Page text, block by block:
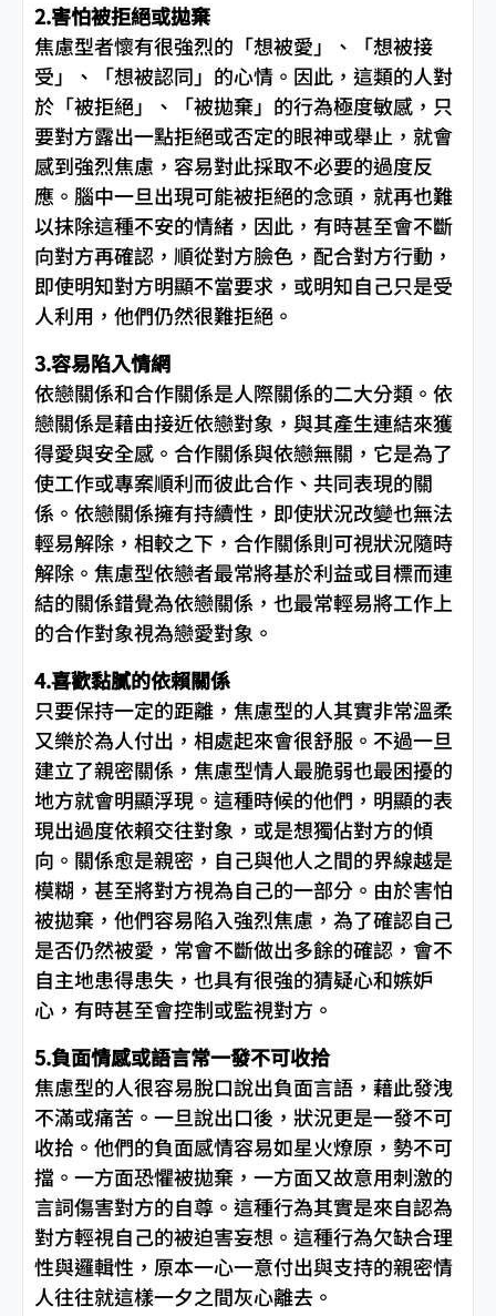
2.害怕被拒絕或拋棄
焦慮型者懷有很強烈的「想被愛」、「想被接
受」、「想被認同」的心情。因此，這類的人對
於「被拒絕」、「被拋棄」的行為極度敏感，只
要對方露出一點拒絕或否定的眼神或舉止，就會
感到強烈焦慮，容易對此採取不必要的過度反
應。腦中一旦出現可能被拒絕的念頭，就再也難
以抹除這種不安的情緒，因此，有時甚至會不斷
向對方再確認，順從對方臉色，配合對方行動，
即使明知對方明顯不當要求，或明知自己只是受
人利用，他們仍然很難拒絕。
3.容易陷入情網
依戀關係和合作關係是人際關係的二大分類。依
戀關係是藉由接近依戀對象，與其產生連結來獲
得愛與安全感。合作關係與依戀無關，它是為了
使工作或專案順利而彼此合作、共同表現的關
係。依戀關係擁有持續性，即使狀況改變也無法
輕易解除，相較之下，合作關係則可視狀況隨時
解除。焦慮型依戀者最常將基於利益或目標而連
結的關係錯覺為依戀關係，也最常輕易將工作上
的合作對象視為戀愛對象。
4.喜歡黏膩的依賴關係
只要保持一定的距離，焦慮型的人其實非常溫柔
又樂於為人付出，相處起來會很舒服。不過一旦
建立了親密關係，焦慮型情人最脆弱也最困擾的
地方就會明顯浮現。這種時候的他們，明顯的表
現出過度依賴交往對象，或是想獨佔對方的傾
向。關係愈是親密，自己與他人之間的界線越是
模糊，甚至將對方視為自己的一部分。由於害怕
被拋棄，他們容易陷入強烈焦慮，為了確認自己
是否仍然被愛，常會不斷做出多餘的確認，會不
自主地患得患失，也具有很強的猜疑心和嫉妒
心，有時甚至會控制或監視對方。
5.負面情感或語言常一發不可收拾
焦慮型的人很容易脫口說出負面言語，藉此發洩
不滿或痛苦。一旦說出口後，狀況更是一發不可
收拾。他們的負面感情容易如星火燎原，勢不可
擋。一方面恐懼被拋棄，一方面又故意用刺激的
言詞傷害對方的自尊。這種行為其實是來自認為
對方輕視自己的被迫害妄想。這種行為欠缺合理
性與邏輯性，原本一心一意付出與支持的親密情
人往往就這樣一夕之間灰心離去。